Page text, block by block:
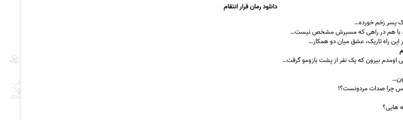
دانلود رمان قرار انتقام
پسر زخم خورده…
با هم در راهی که مسیرش مشخص نیست…
راه تاریک، عشق میان دو همکار…
اومدم بیرون که یک نفر از پشت بازومو گرفت…
چرا صدات مردونست؟!
هایی؟